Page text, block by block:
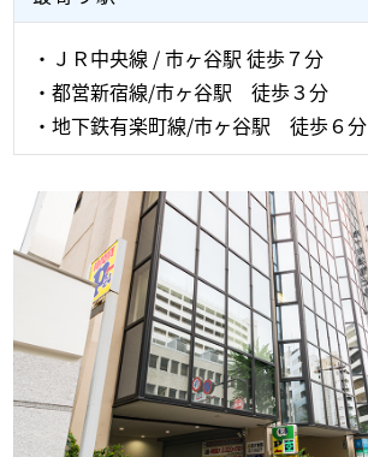
・ＪＲ中央線 / 市ヶ谷駅 徒歩７分
・都営新宿線/市ヶ谷駅 徒歩３分
・地下鉄有楽町線/市ヶ谷駅 徒歩６分